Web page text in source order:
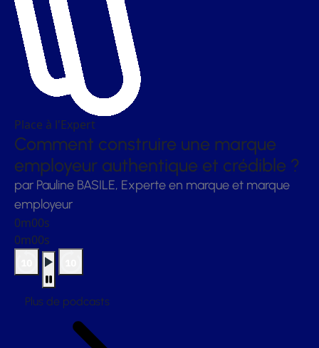
Place à l'Expert
Comment construire une marque
employeur authentique et crédible ?
par Pauline BASILE, Experte en marque et marque
employeur
0m00s
0m00s
Plus de podcasts